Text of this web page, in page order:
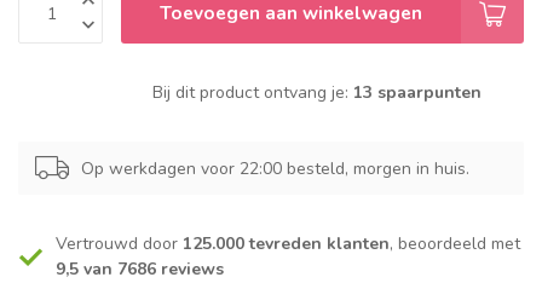
Toevoegen aan winkelwagen
Bij dit product ontvang je: 13 spaarpunten
Op werkdagen voor 22:00 besteld, morgen in huis.
Vertrouwd door 125.000 tevreden klanten, beoordeeld met
9,5 van 7686 reviews